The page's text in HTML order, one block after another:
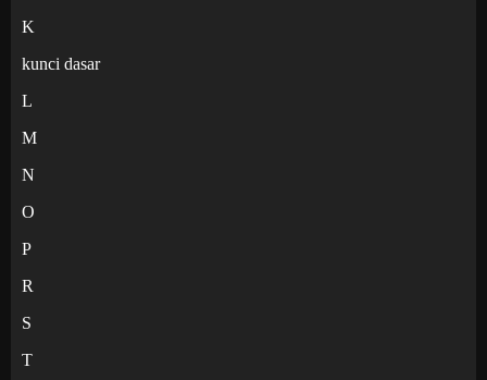
K
kunci dasar
L
M
N
O
P
R
S
T